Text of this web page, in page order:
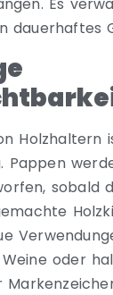
Es
dauerhaftes
Holzhaltern
Pappen
sobald
oder